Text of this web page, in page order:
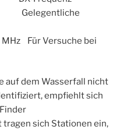
Für Versuche bei
auf dem Wasserfall nicht
empfiehlt sich
tragen sich Stationen ein,